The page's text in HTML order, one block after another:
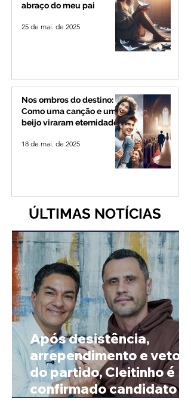
abraço do meu pai
25 de mai. de 2025
Nos ombros do destino:
Como uma canção e um
beijo viraram eternidade
18 de mai. de 2025
ÚLTIMAS NOTÍCIAS
Após desistência,
arrependimento e veto
do partido, Cleitinho é
confirmado candidato ao